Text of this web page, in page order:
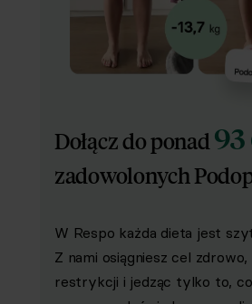
Dołącz do ponad93
zadowolonych
W Respo każda dieta jest
Z nami osiągniesz cel
restrykcji i jedząc tylko to,